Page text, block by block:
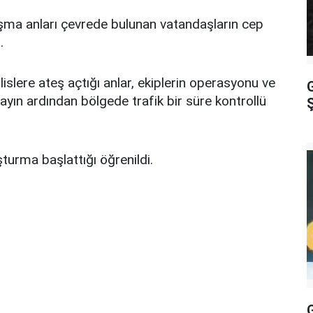
anları çevrede bulunan vatandaşların cep
ateş açtığı anlar, ekiplerin operasyonu ve
ardından bölgede trafik bir süre kontrollü
başlattığı öğrenildi.